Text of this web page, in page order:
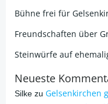
Bühne frei für
Freundschaften über
Steinwürfe auf
Neueste
Silke zu Gelsenkirchen